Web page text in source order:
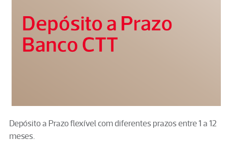
Depósito a Prazo flexível com diferentes prazos entre 1 a 12
meses.